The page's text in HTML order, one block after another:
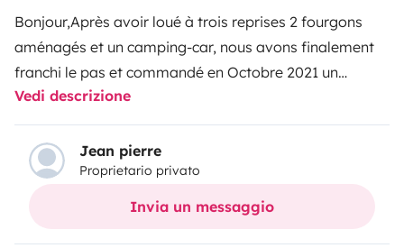
Bonjour,Après avoir loué à trois reprises 2 fourgons
aménagés et un camping-car, nous avons finalement
franchi le pas et commandé en Octobre 2021 un
camping-car Challenger 240 Open Edition que nous
avons réceptionné en Mai 2022. Une première
utilisation pendant 4 semaines sur Juin et Juillet, nous
a conforté au delà de nos espérances sur notre choix,
tant au point de vue de son confort intérieur, de son
Vedi descrizione
Jean pierre
Proprietario privato
Invia un messaggio